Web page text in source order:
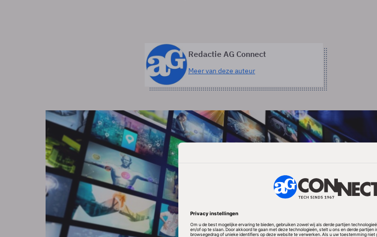
Redactie AG Connect
Meer van deze auteur